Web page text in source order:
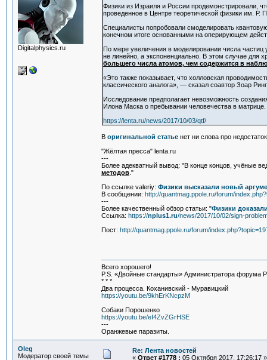
Digitalphysics.ru
Физики из Израиля и России продемонстрировали,
проведенное в Центре теоретической физики им. Р.
Специалисты попробовали смоделировать
конечном итоге основанными на оперирующем
По мере увеличения в моделировании числа
не линейно, а экспоненциально. В этом случае для
большего числа атомов, чем содержится в
«Это также показывает, что холловская
классического аналога», — сказал соавтор Зоар
Исследование предполагает невозможность
Илона Маска о пребывании человечества в матрице.
https://lenta.ru/news/2017/10/03/qtf/
В оригинальной статье нет ни слова про
"Жёлтая пресса" lenta.ru
---
Более адекватный вывод: "В конце концов, учёные
методов ."
По ссылке valeriy: Физики высказали новый
В сообщении: http://quantmag.ppole.ru/forum/
---
Более качественный обзор статьи: "Физики
Ссылка: https://nplus1.ru/news/2017/10/02/sign-
Пост: http://quantmag.ppole.ru/forum/
Всего хорошего!
P.S. «Двойные стандарты» Администратора форума
* * *
Два процесса. Коханивский - Муравицкий
https://youtu.be/9khErKNcpzM
Собаки Порошенко
https://youtu.be/eI4ZvZGrHSE
---
Оранжевые паразиты.
Oleg
Модератор своей темы
Re: Лента новостей
« Ответ #1778 : 05 Октября 2017, 17:26:17 »